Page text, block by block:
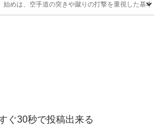
始めは、空手道の突きや蹴りの打撃を重視した基
ぐ30秒で投稿出来る